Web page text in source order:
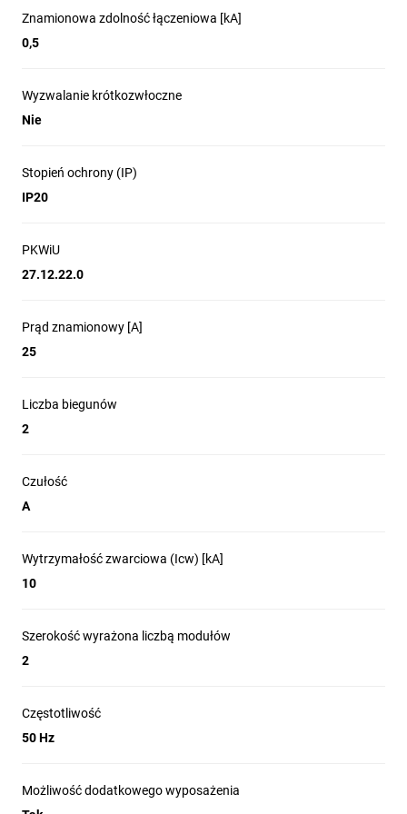
Jednostronny wysuwny zatrzask, ułatwia sprawne
zdemontowanie wyłącznika z szyny zasilającej, bez użycia
Bezpieczeństwo przy dotyku
gwarantując najwyższy poziom ochrony.
Kolorowa sygnalizacja stanu załączenia/wyłączenia, umożliwia
proste rozpoznanie pozycji wyłącznika.
Pewny wybór
nowych wymagań
wobec sieci
elektrycznych.
przewodów można
podłączyć pod zacisk?
Wyłączniki różnicowoprądowe 5SV dają możliwość podłączenia
także przewodu razem z szyną łączeniową sztyftową.
Znamionowa zdolność łączeniowa [kA]
0,5
Wyzwalanie krótkozwłoczne
Nie
Stopień ochrony (IP)
IP20
PKWiU
27.12.22.0
Prąd znamionowy [A]
25
Liczba biegunów
2
Czułość
A
Wytrzymałość zwarciowa (Icw) [kA]
10
Szerokość wyrażona liczbą modułów
2
Częstotliwość
50 Hz
Możliwość dodatkowego wyposażenia